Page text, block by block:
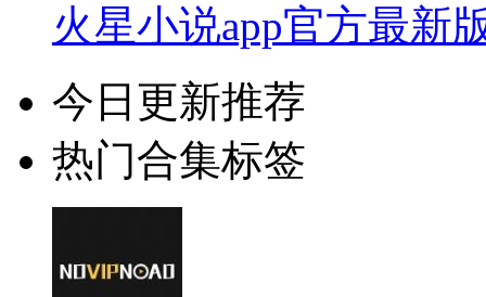
火星小说app官方最新
今日更新推荐
热门合集标签